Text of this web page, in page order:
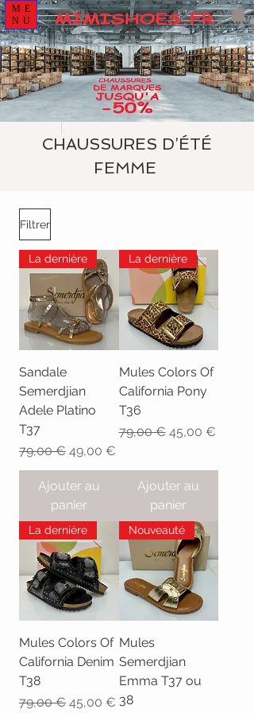
ME
NU
CHAUSSURES D’ÉTÉ
FEMME
Filtrer
La dernière
Sandale
Semerdjian
Adele Platino
T37
Prix original
79,00 € Prix promotionnel
49,00 €
Ajouter au
panier
La dernière
Mules Colors Of
California Pony
T36
Prix original
79,00 € Prix
45,00 €
Ajouter au
panier
La dernière
Mules Colors Of
California Denim
T38
Prix original
79,00 € Prix promotionnel
45,00 €
Nouveauté
Mules
Semerdjian
Emma T37 ou
38